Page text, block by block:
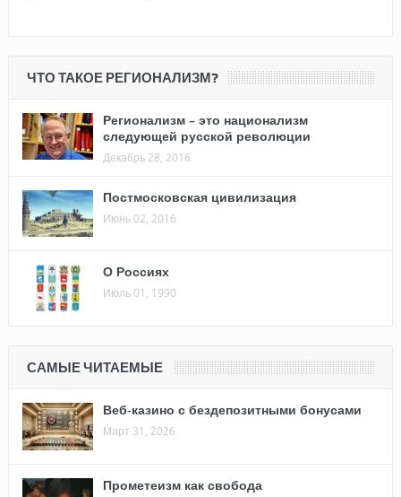
ЧТО ТАКОЕ РЕГИОНАЛИЗМ?
Регионализм – это национализм
следующей русской революции
Декабрь 28, 2016
Постмосковская цивилизация
Июнь 02, 2016
О Россиях
Июль 01, 1990
САМЫЕ ЧИТАЕМЫЕ
Веб-казино с бездепозитными бонусами
Март 31, 2026
Прометеизм как свобода